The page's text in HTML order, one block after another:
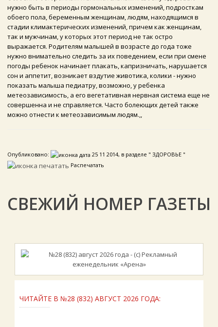
нужно быть в периоды гормональных изменений, подросткам
обоего пола, беременным женщинам, людям, находящимся в
стадии климактерических изменений, причем как женщинам,
так и мужчинам, у которых этот период не так остро
выражается. Родителям малышей в возрасте до года тоже
нужно внимательно следить за их поведением, если при смене
погоды ребенок начинает плакать, капризничать, нарушается
сон и аппетит, возникает вздутие животика, колики - нужно
показать малыша педиатру, возможно, у ребенка
метеозависимость, а его вегетативная нервная система еще не
совершенна и не справляется. Часто болеющих детей также
можно отнести к метеозависимым людям.,,
Опубликовано:
25 11 2014, в разделе " ЗДОРОВЬЕ "
Распечатать
СВЕЖИЙ НОМЕР ГАЗЕТЫ
ЧИТАЙТЕ В №28 (832) АВГУСТ 2026 ГОДА: